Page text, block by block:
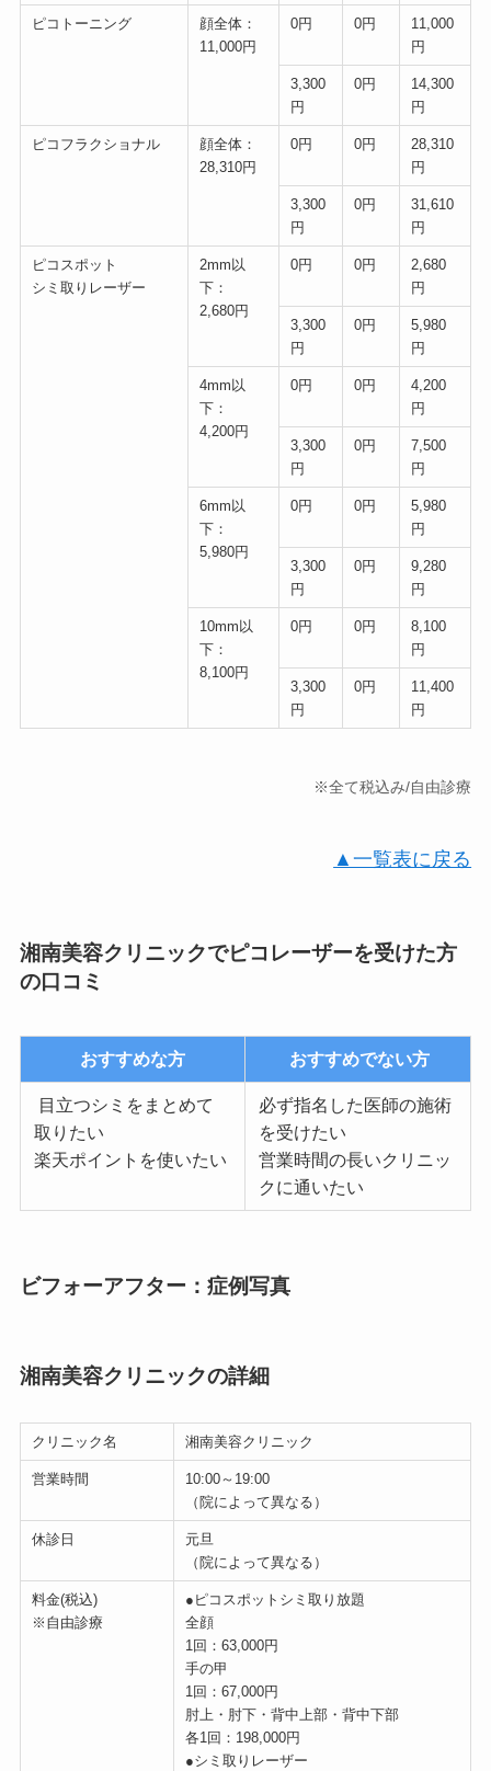
ピコトーニング
顔全体：
11,000円
0円 0円
11,000
円
3,300
円
0円
14,300
円
ピコフラクショナル
顔全体：
28,310円
0円 0円
28,310
円
3,300
円
0円
31,610
円
ピコスポット
シミ取りレーザー
2mm以
下：
2,680円
0円 0円
2,680
円
3,300
円
0円
5,980
円
4mm以
下：
4,200円
0円 0円
4,200
円
3,300
円
0円
7,500
円
6mm以
下：
5,980円
0円 0円
5,980
円
3,300
円
0円
9,280
円
10mm以
下：
8,100円
0円 0円
8,100
円
3,300
円
0円
11,400
円
※全て税込み/自由診療
▲一覧表に戻る
湘南美容クリニックでピコレーザーを受けた方
の口コミ
おすすめな方 おすすめでない方
目立つシミをまとめて
取りたい
楽天ポイントを使いたい
必ず指名した医師の施術
を受けたい
営業時間の長いクリニッ
クに通いたい
ビフォーアフター：症例写真
湘南美容クリニックの詳細
クリニック名 湘南美容クリニック
営業時間
10:00～19:00
（院によって異なる）
休診日
元旦
（院によって異なる）
料金(税込)
※自由診療
●ピコスポットシミ取り放題
全顔
1回：63,000円
手の甲
1回：67,000円
肘上・肘下・背中上部・背中下部
各1回：198,000円
●シミ取りレーザー